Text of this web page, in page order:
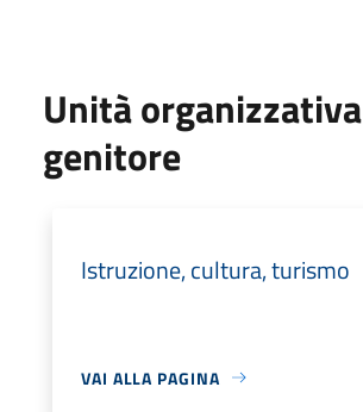
Unità organizzativa
genitore
Istruzione, cultura, turismo
VAI ALLA PAGINA